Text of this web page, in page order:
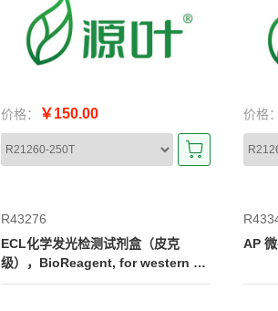
价格： ￥150.00 价格：
R43276
ECL化学发光检测试剂盒（皮克
级），BioReagent, for western bl
ot, 用于化学发光
AP